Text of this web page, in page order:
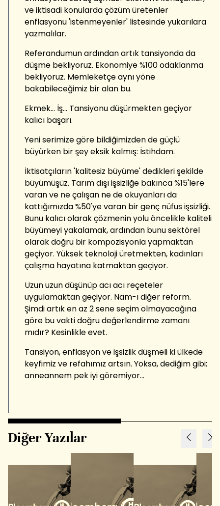
ve iktisadi konularda çözüm üretenler
enflasyonu 'istenmeyenler' listesinde yukarılara
yazmalılar.
Referandumun ardından artık tansiyonda da
düşme bekliyoruz. Ekonomiye %100 odaklanma
bekliyoruz. Memleketçe aynı yöne
bakabileceğimiz bir alan bu.
Ekmek... İş... Tansiyonu düşürmekten geçiyor
kalıcı başarı.
Yeni serimize göre bildiğimizden de güçlü
büyürken bir şey eksik kalmış: İstihdam.
İktisatçıların 'kalitesiz büyüme' dedikleri şekilde
büyümüşüz. Tarım dışı işsizliğe bakınca %15'lere
varan ve ne çalışan ne de okuyanları da
kattığımızda %50'ye varan bir genç nüfus işsizliği.
Bunu kalıcı olarak çözmenin yolu öncelikle kaliteli
büyümeyi yakalamak, ardından bunu sektörel
olarak doğru bir kompozisyonla yapmaktan
geçiyor. Yüksek teknoloji üretmekten, kadınları
çalışma hayatına katmaktan geçiyor.
Uzun uzun düşünüp acı acı reçeteler
uygulamaktan geçiyor. Nam-ı diğer reform.
Şimdi artık en az 2 sene seçim olmayacağına
göre bu vakti doğru değerlendirme zamanı
mıdır? Kesinlikle evet.
Tansiyon, enflasyon ve işsizlik düşmeli ki ülkede
keyfimiz ve refahımız artsın. Yoksa, dediğim gibi;
anneannem pek iyi göremiyor...
Diğer Yazılar